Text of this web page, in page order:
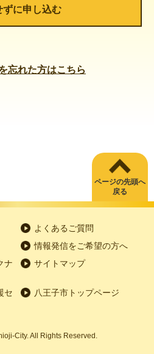
ずに申し込む
忘れた方はこちら
ページの先頭へ
戻る
よくあるご質問
情報発信をご希望の方へ
ナ
サイトマップ
セ
八王子市トップページ
City. All Rights Reserved.